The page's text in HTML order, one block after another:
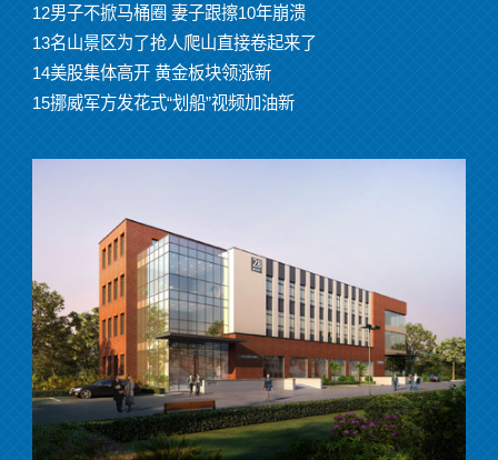
12男子不掀马桶圈 妻子跟擦10年崩溃
13名山景区为了抢人爬山直接卷起来了
14美股集体高开 黄金板块领涨新
15挪威军方发花式“划船”视频加油新